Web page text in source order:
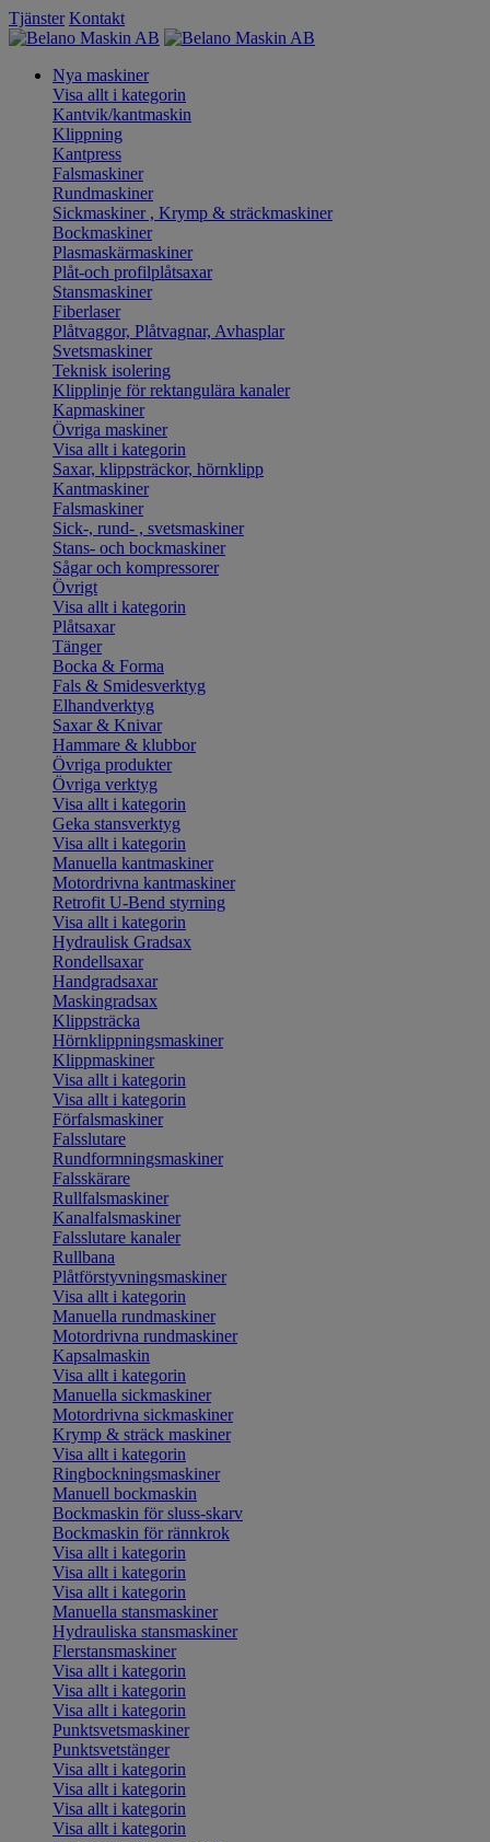
Tjänster Kontakt
Nya maskiner
Visa allt i kategorin
Kantvik/kantmaskin
Klippning
Kantpress
Falsmaskiner
Rundmaskiner
Sickmaskiner , Krymp & sträckmaskiner
Bockmaskiner
Plasmaskärmaskiner
Plåt-och profilplåtsaxar
Stansmaskiner
Fiberlaser
Plåtvaggor, Plåtvagnar, Avhasplar
Svetsmaskiner
Teknisk isolering
Klipplinje för rektangulära kanaler
Kapmaskiner
Övriga maskiner
Visa allt i kategorin
Saxar, klippsträckor, hörnklipp
Kantmaskiner
Falsmaskiner
Sick-, rund- , svetsmaskiner
Stans- och bockmaskiner
Sågar och kompressorer
Övrigt
Visa allt i kategorin
Plåtsaxar
Tänger
Bocka & Forma
Fals & Smidesverktyg
Elhandverktyg
Saxar & Knivar
Hammare & klubbor
Övriga produkter
Övriga verktyg
Visa allt i kategorin
Geka stansverktyg
Visa allt i kategorin
Manuella kantmaskiner
Motordrivna kantmaskiner
Retrofit U-Bend styrning
Visa allt i kategorin
Hydraulisk Gradsax
Rondellsaxar
Handgradsaxar
Maskingradsax
Klippsträcka
Hörnklippningsmaskiner
Klippmaskiner
Visa allt i kategorin
Visa allt i kategorin
Förfalsmaskiner
Falsslutare
Rundformningsmaskiner
Falsskärare
Rullfalsmaskiner
Kanalfalsmaskiner
Falsslutare kanaler
Rullbana
Plåtförstyvningsmaskiner
Visa allt i kategorin
Manuella rundmaskiner
Motordrivna rundmaskiner
Kapsalmaskin
Visa allt i kategorin
Manuella sickmaskiner
Motordrivna sickmaskiner
Krymp & sträck maskiner
Visa allt i kategorin
Ringbockningsmaskiner
Manuell bockmaskin
Bockmaskin för sluss-skarv
Bockmaskin för rännkrok
Visa allt i kategorin
Visa allt i kategorin
Visa allt i kategorin
Manuella stansmaskiner
Hydrauliska stansmaskiner
Flerstansmaskiner
Visa allt i kategorin
Visa allt i kategorin
Visa allt i kategorin
Punktsvetsmaskiner
Punktsvetstänger
Visa allt i kategorin
Visa allt i kategorin
Visa allt i kategorin
Visa allt i kategorin